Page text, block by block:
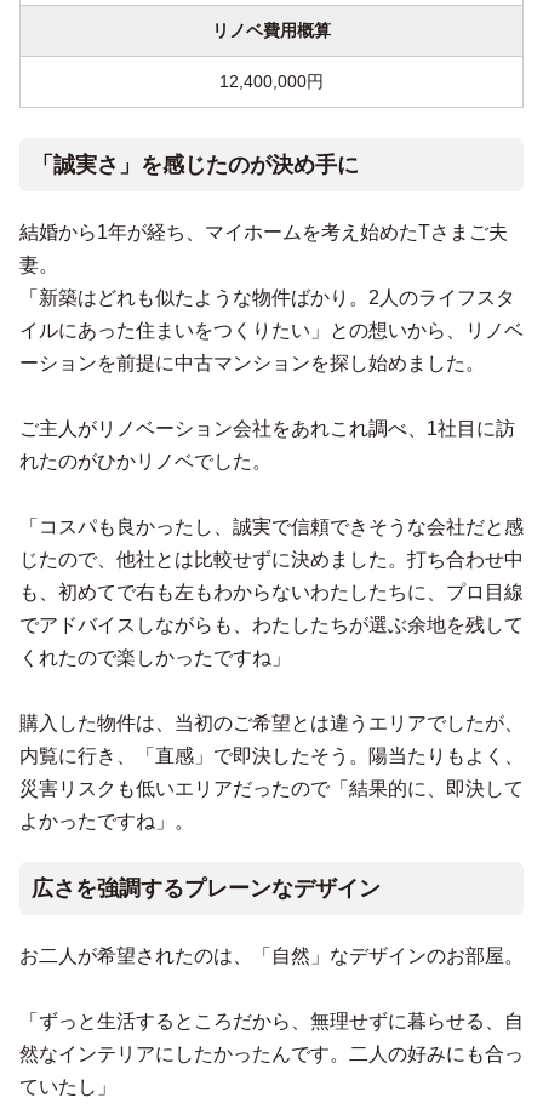
リノベ費用概算
12,400,000円
「誠実さ」を感じたのが決め手に
結婚から1年が経ち、マイホームを考え始めたTさまご夫
妻。
「新築はどれも似たような物件ばかり。2人のライフスタ
イルにあった住まいをつくりたい」との想いから、リノベ
ーションを前提に中古マンションを探し始めました。
ご主人がリノベーション会社をあれこれ調べ、1社目に訪
れたのがひかリノベでした。
「コスパも良かったし、誠実で信頼できそうな会社だと感
じたので、他社とは比較せずに決めました。打ち合わせ中
も、初めてで右も左もわからないわたしたちに、プロ目線
でアドバイスしながらも、わたしたちが選ぶ余地を残して
くれたので楽しかったですね」
購入した物件は、当初のご希望とは違うエリアでしたが、
内覧に行き、「直感」で即決したそう。陽当たりもよく、
災害リスクも低いエリアだったので「結果的に、即決して
よかったですね」。
広さを強調するプレーンなデザイン
お二人が希望されたのは、「自然」なデザインのお部屋。
「ずっと生活するところだから、無理せずに暮らせる、自
然なインテリアにしたかったんです。二人の好みにも合っ
ていたし」